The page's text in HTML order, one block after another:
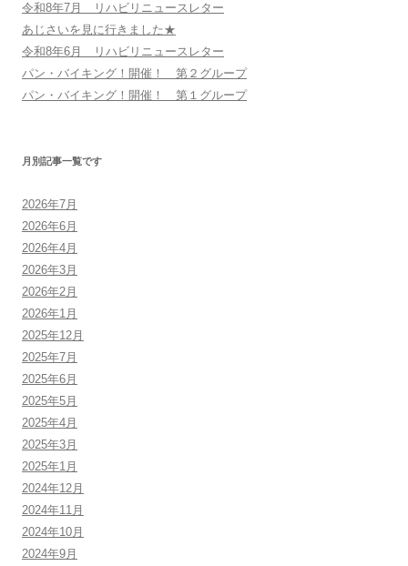
令和8年7月 リハビリニュースレター
あじさいを見に行きました★
令和8年6月 リハビリニュースレター
パン・バイキング！開催！ 第２グループ
パン・バイキング！開催！ 第１グループ
月別記事一覧です
2026年7月
2026年6月
2026年4月
2026年3月
2026年2月
2026年1月
2025年12月
2025年7月
2025年6月
2025年5月
2025年4月
2025年3月
2025年1月
2024年12月
2024年11月
2024年10月
2024年9月